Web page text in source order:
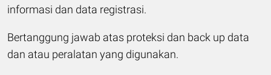
informasi dan data registrasi.
Bertanggung jawab atas proteksi dan back up data
dan atau peralatan yang digunakan.